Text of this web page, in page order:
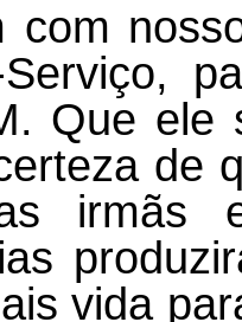
com
Serviço,
Que ele
de
irmãs
vida